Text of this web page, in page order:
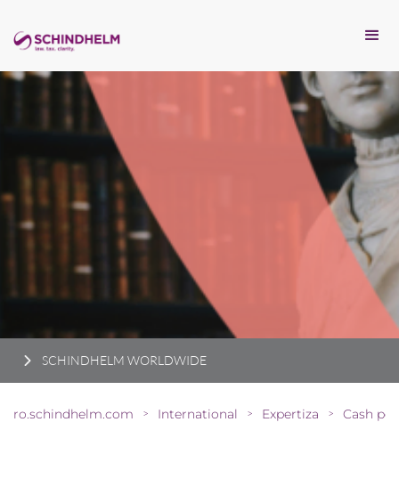
SCHINDHELM WORLDWIDE
ro.schindhelm.com > International > Expertiza >